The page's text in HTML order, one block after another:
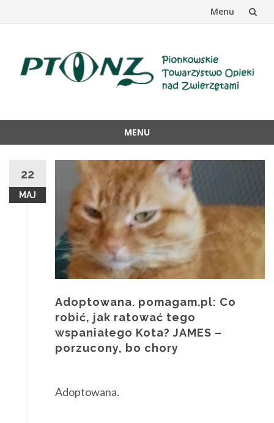
Menu
MENU
treści
22
MAJ
Adoptowana. pomagam.pl: Co
robić, jak ratować tego
wspaniałego Kota? JAMES –
porzucony, bo chory
Adoptowana.